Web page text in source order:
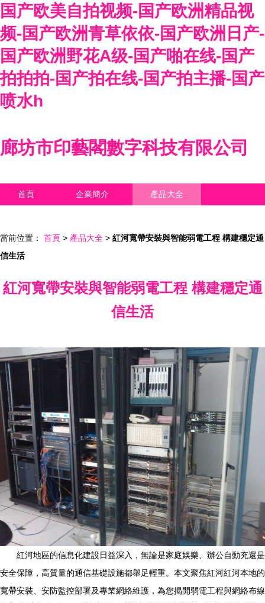
国产欧美自拍视频-国产欧洲精品视
频-国产欧洲青草依依-国产欧洲日产-
国产欧洲野花A级-国产啪在线-国产
拍拍拍-国产拍在线-国产拍主播-国产
喷水h
廊坊市印藝閣數字科技有限公司
首頁 企業簡介 產品大全
當前位置： 首頁 > 產品大全 > 紅河寬帶安裝與智能弱電工程 構建穩定通
信生活
紅河寬帶安裝與智能弱電工程 構建穩定通
信生活
紅河地區的信息化建設日益深入，無論是家庭娛樂、辦公自動充還是
安全保障，高質量的通信基礎設施都舉足輕重。本文聚焦紅河紅河本地的
寬帶安裝、安防監控部署及專業網絡維護，為您揭開弱電工程與網絡布線